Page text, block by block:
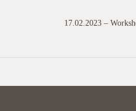
17.02.2023 –